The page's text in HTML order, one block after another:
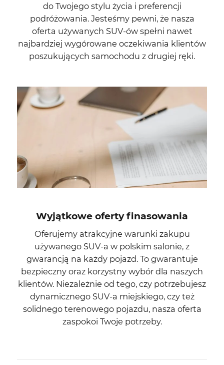
do Twojego stylu życia i preferencji
podróżowania. Jesteśmy pewni, że nasza
oferta używanych SUV-ów spełni nawet
najbardziej wygórowane oczekiwania klientów
poszukujących samochodu z drugiej ręki.
Wyjątkowe oferty finasowania
Oferujemy atrakcyjne warunki zakupu
używanego SUV-a w polskim salonie, z
gwarancją na każdy pojazd. To gwarantuje
bezpieczny oraz korzystny wybór dla naszych
klientów. Niezależnie od tego, czy potrzebujesz
dynamicznego SUV-a miejskiego, czy też
solidnego terenowego pojazdu, nasza oferta
zaspokoi Twoje potrzeby.